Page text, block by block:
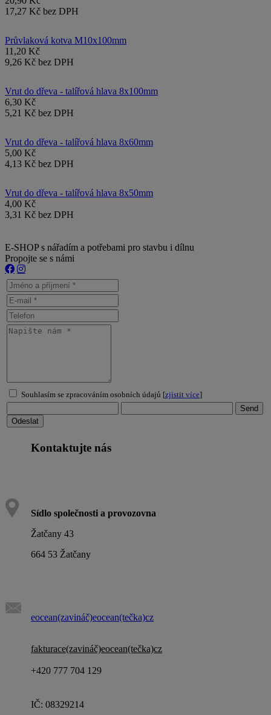
17,27 Kč bez DPH
Průvlaková kotva M10x100mm
11,20 Kč
9,26 Kč bez DPH
Vrut do dřeva - talířová hlava 8x100mm
6,30 Kč
5,21 Kč bez DPH
Vrut do dřeva - talířová hlava 8x60mm
5,00 Kč
4,13 Kč bez DPH
Vrut do dřeva - talířová hlava 8x50mm
4,00 Kč
3,31 Kč bez DPH
E-SHOP s nářadím a potřebami pro stavbu i dílnu
Propojte se s námi
Souhlasím se zpracováním osobních údajů [zjistit více]
Kontaktujte nás
Sídlo společnosti a provozovna
Žatčany 43
664 53 Žatčany
eocean(zavináč)eocean(tečka)cz
fakturace(zavináč)eocean(tečka)cz
+420 777 704 129
IČ: 08329214